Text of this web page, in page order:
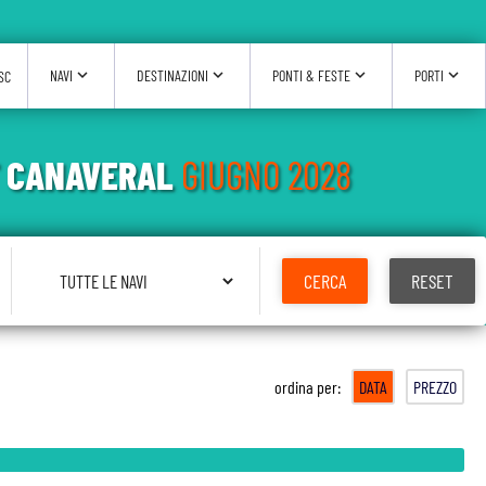
ordina per: DATA PREZZO
CANAVERALGIUGNO 2028
CERCA RESET
NAVI expand_more DESTINAZIONI expand_more PONTI & FESTE expand_more PORTI expand_more